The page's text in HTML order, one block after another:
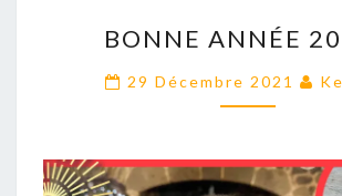
ANNÉE
2022
!
BONNE ANNÉE
29 Décembre 2021